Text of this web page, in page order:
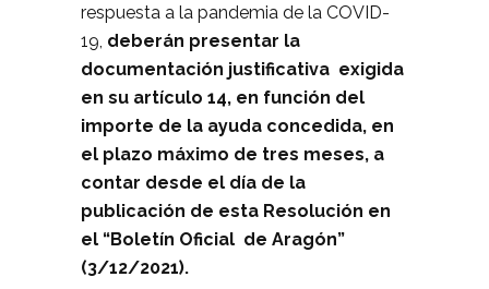
respuesta a la pandemia de la COVID-
19, deberán presentar la
documentación justificativa exigida
en su artículo 14, en función del
importe de la ayuda concedida, en
el plazo máximo de tres meses, a
contar desde el día de la
publicación de esta Resolución en
el “Boletín Oficial de Aragón”
(3/12/2021).